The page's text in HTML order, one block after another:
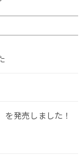
を発売しました！